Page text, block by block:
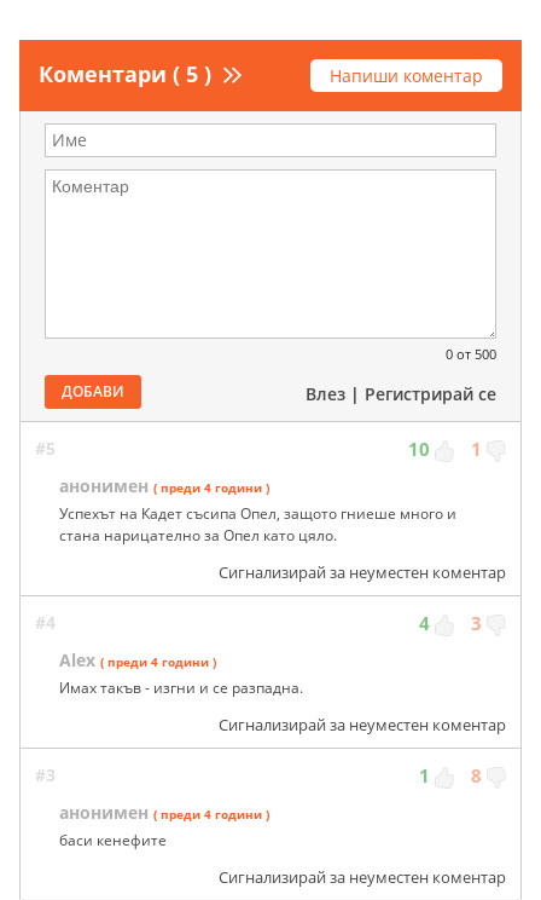
Коментари ( 5 ) Напиши коментар
0 от 500
ДОБАВИ Влез | Регистрирай се
#5 10 1
анонимен ( преди 4 години )
Успехът на Кадет съсипа Опел, защото гниеше много и
стана нарицателно за Опел като цяло.
Сигнализирай за неуместен коментар
#4 4 3
Alex ( преди 4 години )
Имах такъв - изгни и се разпадна.
Сигнализирай за неуместен коментар
#3 1 8
анонимен ( преди 4 години )
баси кенефите
Сигнализирай за неуместен коментар